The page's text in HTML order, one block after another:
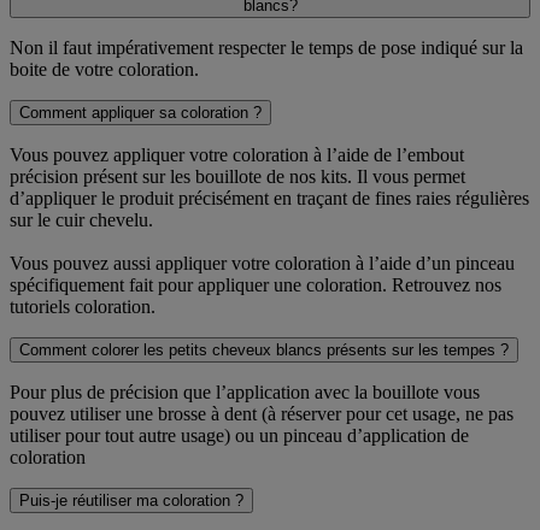
blancs?
Non il faut impérativement respecter le temps de pose indiqué sur la
boite de votre coloration.
Comment appliquer sa coloration ?
Vous pouvez appliquer votre coloration à l’aide de l’embout
précision présent sur les bouillote de nos kits. Il vous permet
d’appliquer le produit précisément en traçant de fines raies régulières
sur le cuir chevelu.
Vous pouvez aussi appliquer votre coloration à l’aide d’un pinceau
spécifiquement fait pour appliquer une coloration. Retrouvez nos
tutoriels coloration.
Comment colorer les petits cheveux blancs présents sur les tempes ?
Pour plus de précision que l’application avec la bouillote vous
pouvez utiliser une brosse à dent (à réserver pour cet usage, ne pas
utiliser pour tout autre usage) ou un pinceau d’application de
coloration
Puis-je réutiliser ma coloration ?